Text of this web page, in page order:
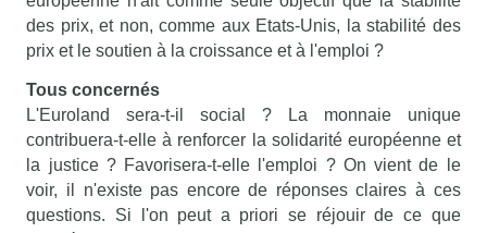
des prix, et non, comme aux Etats-Unis, la stabilité des
prix et le soutien à la croissance et à l'emploi ?
Tous concernés
L'Euroland sera-t-il social ? La monnaie unique
contribuera-t-elle à renforcer la solidarité européenne et
la justice ? Favorisera-t-elle l'emploi ? On vient de le
voir, il n'existe pas encore de réponses claires à ces
questions. Si l'on peut a priori se réjouir de ce que